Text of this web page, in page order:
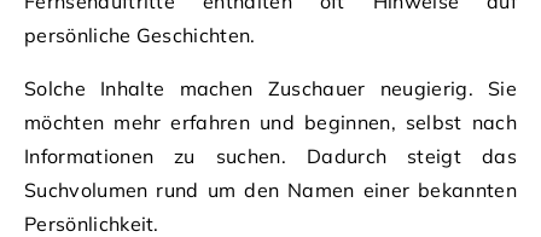
persönliche Geschichten.
Solche Inhalte machen Zuschauer neugierig. Sie
möchten mehr erfahren und beginnen, selbst nach
Informationen zu suchen. Dadurch steigt das
Suchvolumen rund um den Namen einer bekannten
Persönlichkeit.